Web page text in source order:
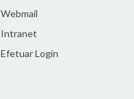
Webmail
Intranet
Efetuar Login